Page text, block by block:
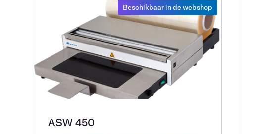
Beschikbaar in de webshop
ASW 450